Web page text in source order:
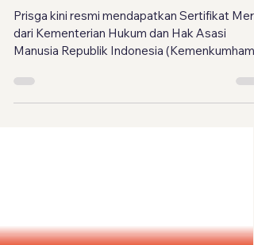
kepada Prisga
Prisga kini resmi mendapatkan Sertifikat
Manusia Republik Indonesia (Kemenkumham
RI).